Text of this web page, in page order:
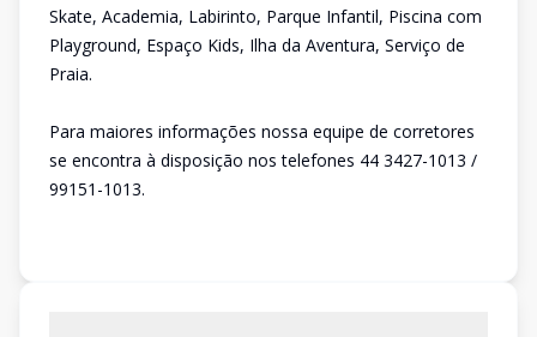
Skate, Academia, Labirinto, Parque Infantil, Piscina com
Playground, Espaço Kids, Ilha da Aventura, Serviço de
Praia.
Para maiores informações nossa equipe de corretores
se encontra à disposição nos telefones 44 3427-1013 /
99151-1013.